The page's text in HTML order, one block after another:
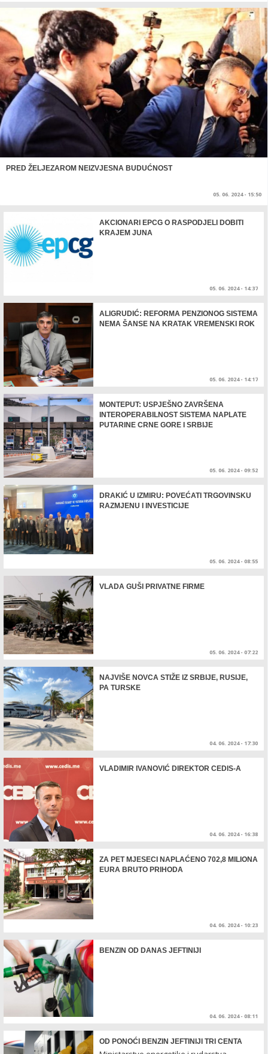
PRED ŽELJEZAROM NEIZVJESNA BUDUĆNOST
05. 06. 2024 - 15:50
AKCIONARI EPCG O RASPODJELI DOBITI
KRAJEM JUNA
05. 06. 2024 - 14:37
ALIGRUDIĆ: REFORMA PENZIONOG SISTEMA
NEMA ŠANSE NA KRATAK VREMENSKI ROK
05. 06. 2024 - 14:17
MONTEPUT: USPJEŠNO ZAVRŠENA
INTEROPERABILNOST SISTEMA NAPLATE
PUTARINE CRNE GORE I SRBIJE
05. 06. 2024 - 09:52
DRAKIĆ U IZMIRU: POVEĆATI TRGOVINSKU
RAZMJENU I INVESTICIJE
05. 06. 2024 - 08:55
VLADA GUŠI PRIVATNE FIRME
05. 06. 2024 - 07:22
NAJVIŠE NOVCA STIŽE IZ SRBIJE, RUSIJE,
PA TURSKE
04. 06. 2024 - 17:30
VLADIMIR IVANOVIĆ DIREKTOR CEDIS-A
04. 06. 2024 - 16:38
ZA PET MJESECI NAPLAĆENO 702,8 MILIONA
EURA BRUTO PRIHODA
04. 06. 2024 - 10:23
BENZIN OD DANAS JEFTINIJI
04. 06. 2024 - 08:11
OD PONOĆI BENZIN JEFTINIJI TRI CENTA